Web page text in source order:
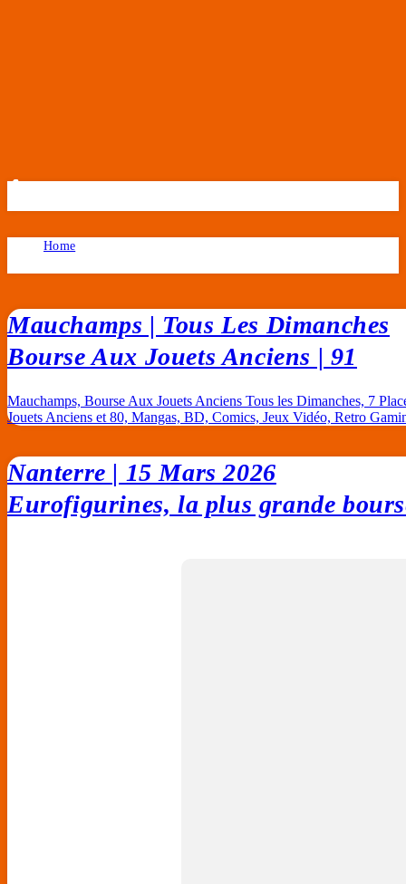
Home
Mauchamps | Tous Les Dimanches
Bourse Aux Jouets Anciens | 91
Mauchamps, Bourse Aux Jouets Anciens Tous les Dimanches, 7
Jouets Anciens et 80, Mangas, BD, Comics, Jeux Vidéo, Retro
Nanterre | 15 Mars 2026
Eurofigurines, la plus grande